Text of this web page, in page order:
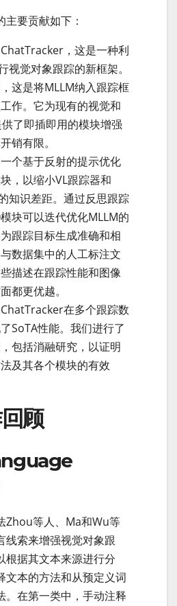
要贡献如下：
，这是一种利
视觉对象跟踪的新框架。
这是将MLLM纳入跟踪框
作。它为现有的视觉和
了即插即用的模块增强
销有限。
个基于反射的提示优化
块，以缩小VL跟踪器和
知识差距。通过反思跟踪
块可以迭代优化MLLM的
跟踪目标生成准确和相
数据集中的人工标注文
描述在跟踪性能和图像
都更优越。
在多个跟踪数
SoTA性能。我们进行了
包括消融研究，以证明
及其各个模块的有效
顾
Zhou等人、Ma和Wu等
线索来增强视觉对象跟
根据其文本来源进行分
文本的方法和从预定义词
。在第一类中，手动注释